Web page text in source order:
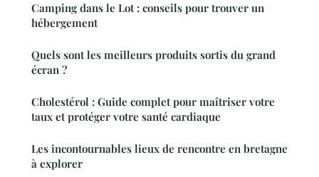
Camping dans le Lot : conseils pour trouver un
hébergement
Quels sont les meilleurs produits sortis du grand
écran ?
Cholestérol : Guide complet pour maîtriser votre
taux et protéger votre santé cardiaque
Les incontournables lieux de rencontre en bretagne
à explorer